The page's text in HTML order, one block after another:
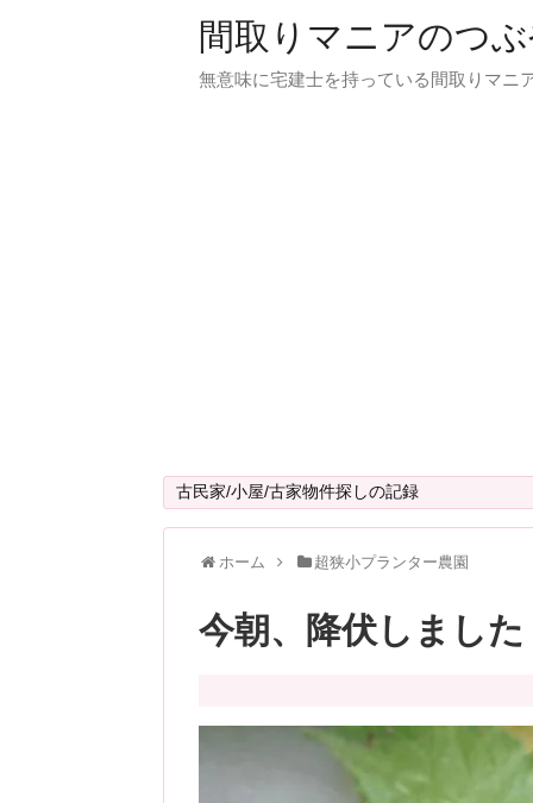
間取りマニアのつ
無意味に宅建士を持っている間取りマニ
古民家/小屋/古家物件探しの記録
ホーム 超狭小プランター農園
今朝、降伏しまし